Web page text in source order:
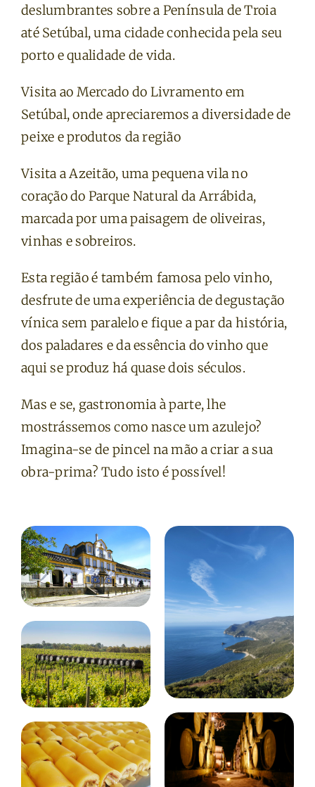
deslumbrantes sobre a Península de Troia
até Setúbal, uma cidade conhecida pela seu
porto e qualidade de vida.
Visita ao Mercado do Livramento em
Setúbal, onde apreciaremos a diversidade de
peixe e produtos da região
Visita a Azeitão, uma pequena vila no
coração do Parque Natural da Arrábida,
marcada por uma paisagem de oliveiras,
vinhas e sobreiros.
Esta região é também famosa pelo vinho,
desfrute de uma experiência de degustação
vínica sem paralelo e fique a par da história,
dos paladares e da essência do vinho que
aqui se produz há quase dois séculos.
Mas e se, gastronomia à parte, lhe
mostrássemos como nasce um azulejo?
Imagina-se de pincel na mão a criar a sua
obra-prima? Tudo isto é possível!